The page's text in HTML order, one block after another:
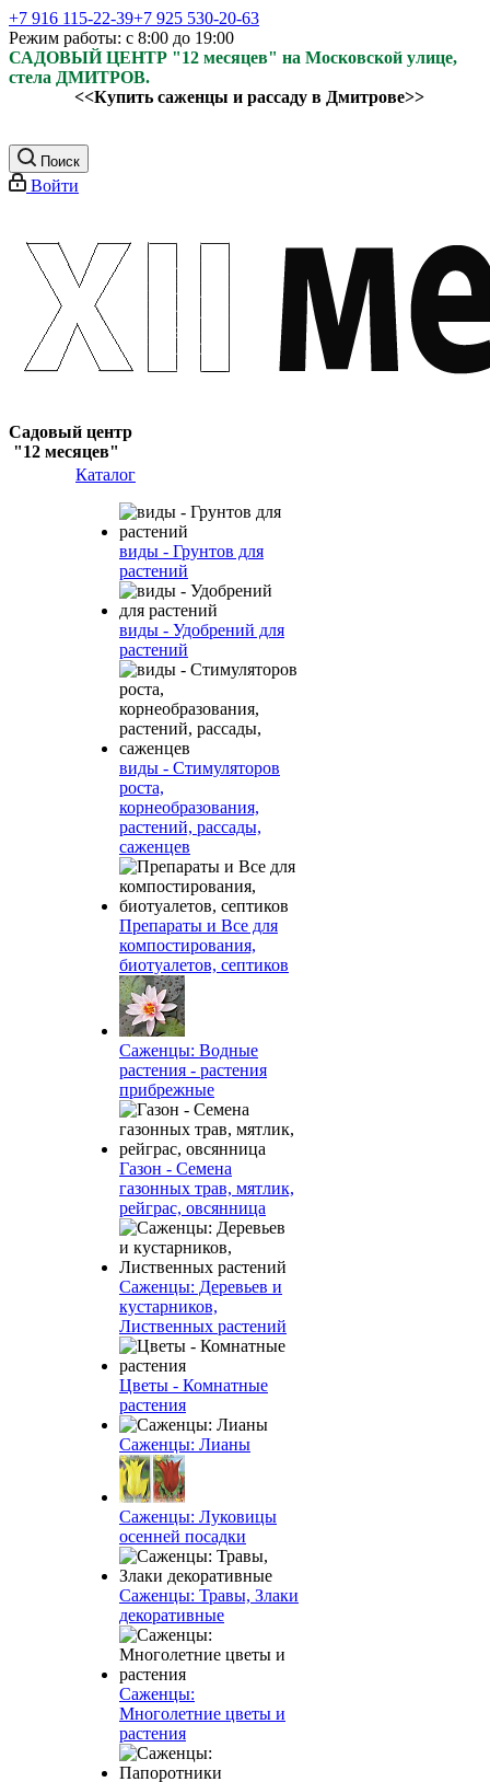
+7 916 115-22-39+7 925 530-20-63
Режим работы: с 8:00 до 19:00
САДОВЫЙ ЦЕНТР "12 месяцев" на Московской улице,
стела ДМИТРОВ.
<<Купить саженцы и рассаду в Дмитрове>>
Поиск
Войти
Садовый центр
"12 месяцев"
Каталог
виды - Грунтов для
растений
виды - Удобрений для
растений
виды - Стимуляторов
роста,
корнеобразования,
растений, рассады,
саженцев
Препараты и Все для
компостирования,
биотуалетов, септиков
Саженцы: Водные
растения - растения
прибрежные
Газон - Семена
газонных трав, мятлик,
рейграс, овсянница
Саженцы: Деревьев и
кустарников,
Лиственных растений
Цветы - Комнатные
растения
Саженцы: Лианы
Саженцы: Луковицы
осенней посадки
Саженцы: Травы, Злаки
декоративные
Саженцы:
Многолетние цветы и
растения